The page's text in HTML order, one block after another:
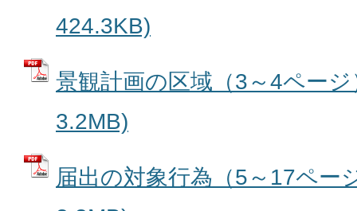
424.3KB)
景観計画の区域（3～4ペー
3.2MB)
届出の対象行為（5～17ペー